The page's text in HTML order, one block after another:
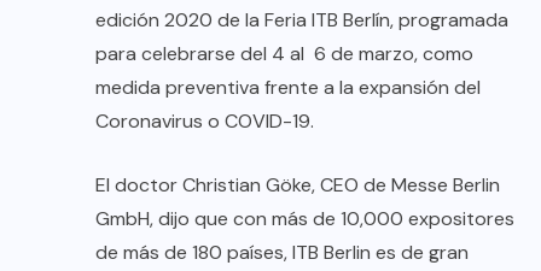
edición 2020 de la Feria ITB Berlín, programada
para celebrarse del 4 al 6 de marzo, como
medida preventiva frente a la expansión del
Coronavirus o COVID-19.
El doctor Christian Göke, CEO de Messe Berlin
GmbH, dijo que con más de 10,000 expositores
de más de 180 países, ITB Berlin es de gran